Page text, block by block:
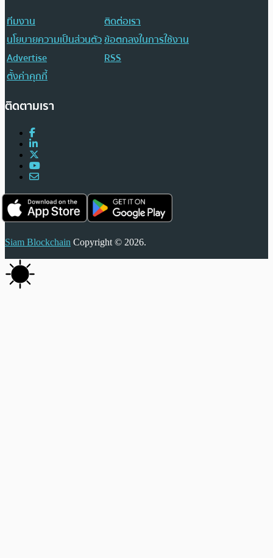
ทีมงาน
ติดต่อเรา
นโยบายความเป็นส่วนตัวข้อตกลงในการใช้งาน
Advertise
RSS
ตั้งค่าคุกกี้
ติดตามเรา
Siam Blockchain Copyright © 2026.